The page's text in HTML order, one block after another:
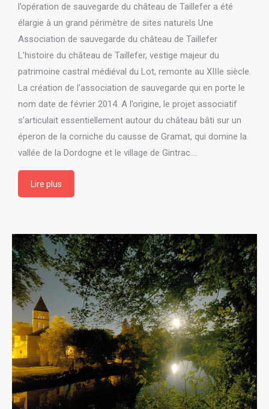
l’opération de sauvegarde du château de Taillefer a été
élargie à un grand périmètre de sites naturels Une
Association de sauvegarde du château de Taillefer
L’histoire du château de Taillefer, vestige majeur du
patrimoine castral médiéval du Lot, remonte au XIIIe siècle.
La création de l’association de sauvegarde qui en porte le
nom date de février 2014. A l’origine, le projet associatif
s’articulait essentiellement autour du château bâti sur un
éperon de la corniche du causse de Gramat, qui domine la
vallée de la Dordogne et le village de Gintrac.…
Lire plus